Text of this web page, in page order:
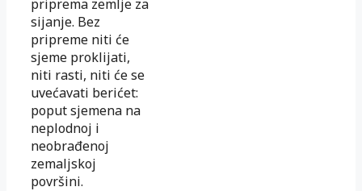
priprema zemlje za
sijanje. Bez
pripreme niti će
sjeme proklijati,
niti rasti, niti će se
uvećavati berićet:
poput sjemena na
neplodnoj i
neobrađenoj
zemaljskoj
površini.